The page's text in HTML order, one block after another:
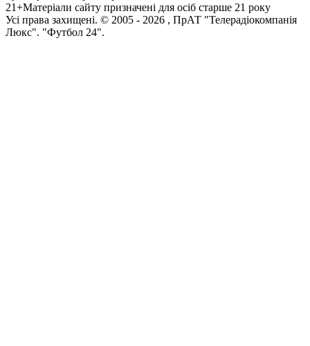
21+Матеріали сайту призначені для осіб старше 21 року
Усi права захищенi. © 2005 - 2026 , ПрАТ "Телерадіокомпанія
Люкс". "Футбол 24".